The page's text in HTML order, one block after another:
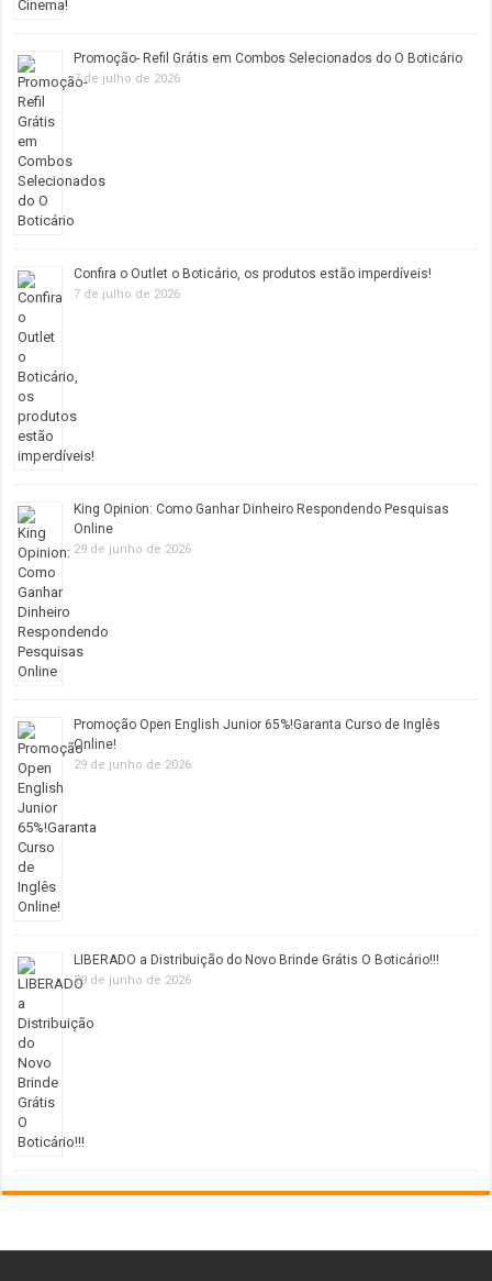
Promoção- Refil Grátis em Combos Selecionados do O Boticário
7 de julho de 2026
Confira o Outlet o Boticário, os produtos estão imperdíveis!
7 de julho de 2026
King Opinion: Como Ganhar Dinheiro Respondendo Pesquisas
Online
29 de junho de 2026
Promoção Open English Junior 65%!Garanta Curso de Inglês
Online!
29 de junho de 2026
LIBERADO a Distribuição do Novo Brinde Grátis O Boticário!!!
29 de junho de 2026